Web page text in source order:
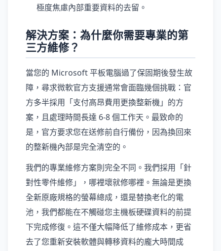
極度焦慮內部重要資料的去留。
解決方案：為什麼你需要專業的第
三方維修？
當您的 Microsoft 平板電腦過了保固期後發生故
障，尋求微軟官方支援通常會面臨幾個挑戰：官
方多半採用「支付高昂費用更換整新機」的方
案，且處理時間長達 6-8 個工作天。最致命的
是，官方要求您在送修前自行備份，因為換回來
的整新機內部是完全清空的。
我們的專業維修方案則完全不同。我們採用「針
對性零件維修」，哪裡壞就修哪裡。無論是更換
全新原廠規格的螢幕總成，還是替換老化的電
池，我們都能在不觸碰您主機板硬碟資料的前提
下完成修復。這不僅大幅降低了維修成本，更省
去了您重新安裝軟體與轉移資料的龐大時間成